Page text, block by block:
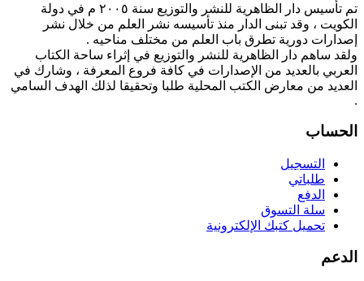
تم تأسيس دار الظاهرية للنشر والتوزيع سنة ٢٠٠٥ م في دولة
الكويت ، وقد تبنى الدار منذ تأسيسه نشر العلم من خلال نشر
إصدارات دورية تطرق باب العلم من مختلف مناحيه .
ولقد ساهم دار الظاهرية للنشر والتوزيع في إثراء ساحة الكتاب
العربي بالعديد من الإصدارات في كافة فروع المعرفة ، وشارك في
العديد من معارض الكتب المحلية طلبا وتحقيقا لذلك الهدف السامي
.
الحساب
التسجيل
طلباتي
الدفع
سلة التسوق
تحميل كتبك الإلكترونية
الدعم